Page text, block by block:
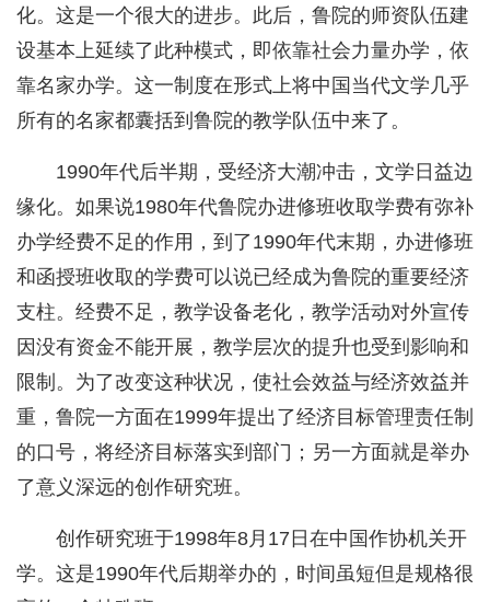
化。这是一个很大的进步。此后，鲁院的师资队伍建
设基本上延续了此种模式，即依靠社会力量办学，依
靠名家办学。这一制度在形式上将中国当代文学几乎
所有的名家都囊括到鲁院的教学队伍中来了。
1990年代后半期，受经济大潮冲击，文学日益边
缘化。如果说1980年代鲁院办进修班收取学费有弥补
办学经费不足的作用，到了1990年代末期，办进修班
和函授班收取的学费可以说已经成为鲁院的重要经济
支柱。经费不足，教学设备老化，教学活动对外宣传
因没有资金不能开展，教学层次的提升也受到影响和
限制。为了改变这种状况，使社会效益与经济效益并
重，鲁院一方面在1999年提出了经济目标管理责任制
的口号，将经济目标落实到部门；另一方面就是举办
了意义深远的创作研究班。
创作研究班于1998年8月17日在中国作协机关开
学。这是1990年代后期举办的，时间虽短但是规格很